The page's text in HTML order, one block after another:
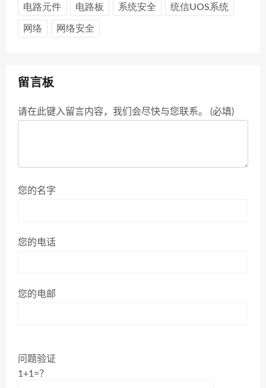
电路元件 电路板 系统安全 统信UOS系统
网络 网络安全
留言板
请在此键入留言内容，我们会尽快与您联系。 (必填)
您的名字
您的电话
您的电邮
问题验证
1+1=？